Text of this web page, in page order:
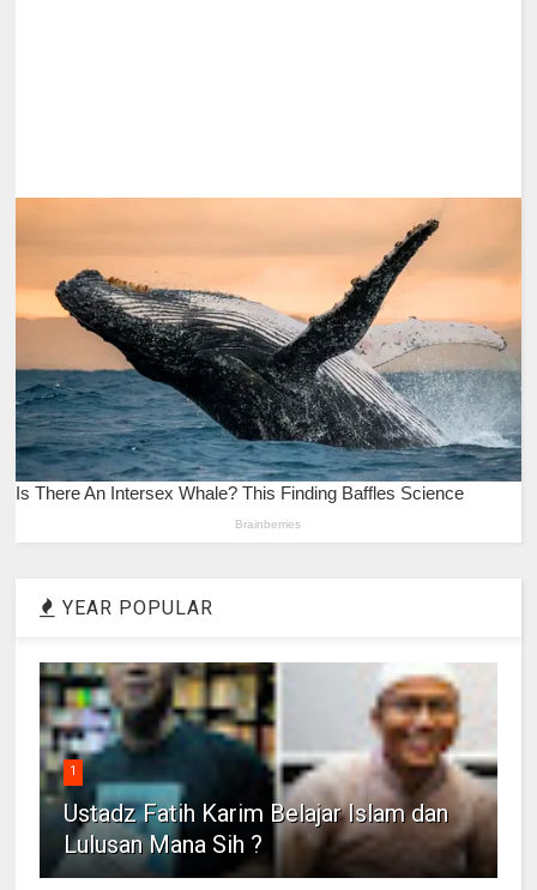
YEAR POPULAR
1
Ustadz Fatih Karim Belajar Islam dan
Lulusan Mana Sih ?